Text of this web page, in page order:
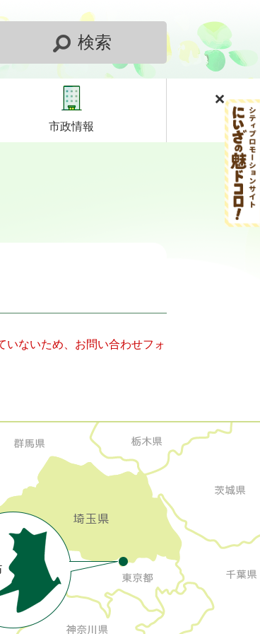
検索
市政情報
いないため、お問い合わせフォ